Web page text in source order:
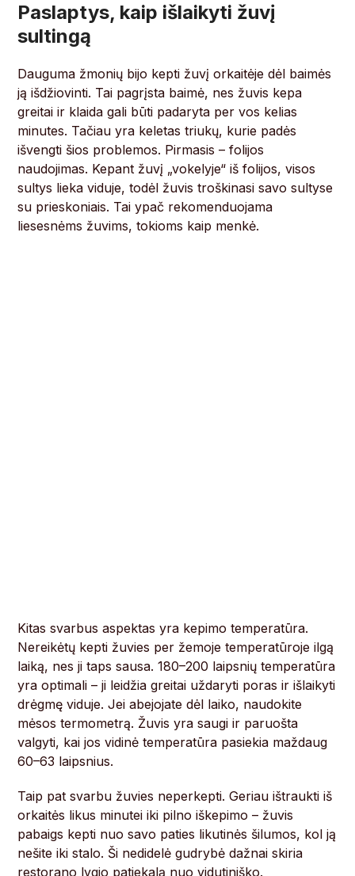
Paslaptys, kaip išlaikyti žuvį
sultingą
Dauguma žmonių bijo kepti žuvį orkaitėje dėl baimės
ją išdžiovinti. Tai pagrįsta baimė, nes žuvis kepa
greitai ir klaida gali būti padaryta per vos kelias
minutes. Tačiau yra keletas triukų, kurie padės
išvengti šios problemos. Pirmasis – folijos
naudojimas. Kepant žuvį „vokelyje“ iš folijos, visos
sultys lieka viduje, todėl žuvis troškinasi savo sultyse
su prieskoniais. Tai ypač rekomenduojama
liesesnėms žuvims, tokioms kaip menkė.
Kitas svarbus aspektas yra kepimo temperatūra.
Nereikėtų kepti žuvies per žemoje temperatūroje ilgą
laiką, nes ji taps sausa. 180–200 laipsnių temperatūra
yra optimali – ji leidžia greitai uždaryti poras ir išlaikyti
drėgmę viduje. Jei abejojate dėl laiko, naudokite
mėsos termometrą. Žuvis yra saugi ir paruošta
valgyti, kai jos vidinė temperatūra pasiekia maždaug
60–63 laipsnius.
Taip pat svarbu žuvies neperkepti. Geriau ištraukti iš
orkaitės likus minutei iki pilno iškepimo – žuvis
pabaigs kepti nuo savo paties likutinės šilumos, kol ją
nešite iki stalo. Ši nedidelė gudrybė dažnai skiria
restorano lygio patiekalą nuo vidutiniško.